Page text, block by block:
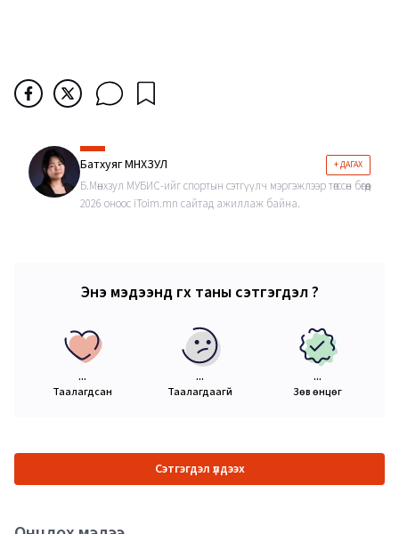
Батхуяг МӨНХЗУЛ + ДАГАХ
Б.Мөнхзул МУБИС-ийг спортын сэтгүүлч мэргэжлээр төгссөн бөгөөд
2026 оноос iToim.mn сайтад ажиллаж байна.
Энэ мэдээнд өгөх таны сэтгэгдэл ?
...
Таалагдсан
...
Таалагдаагүй
...
Зөв өнцөг
Сэтгэгдэл үлдээх